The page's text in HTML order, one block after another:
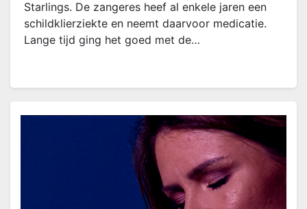
Starlings. De zangeres heef al enkele jaren een
schildklierziekte en neemt daarvoor medicatie.
Lange tijd ging het goed met de…